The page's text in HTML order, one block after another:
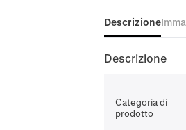
Descrizione
Descrizione
Categoria di
prodotto